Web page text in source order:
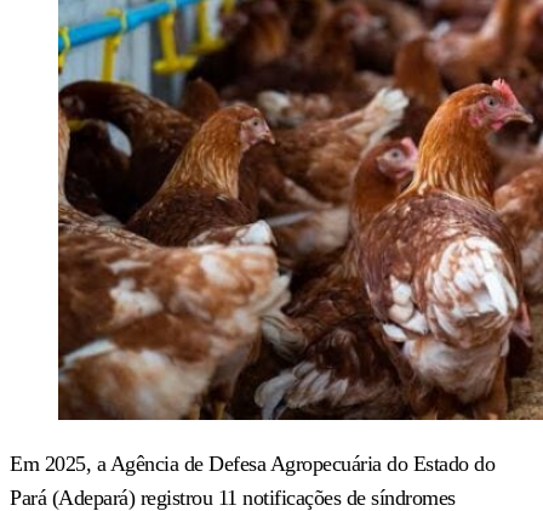
Em 2025, a Agência de Defesa Agropecuária do Estado do
Pará (Adepará) registrou 11 notificações de síndromes